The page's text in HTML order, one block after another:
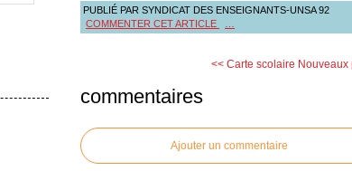
PUBLIÉ PAR SYNDICAT DES ENSEIGNANTS-UNSA 92
COMMENTER CET ARTICLE
<< Carte scolaire Nouveaux
commentaires
Ajouter un commentaire